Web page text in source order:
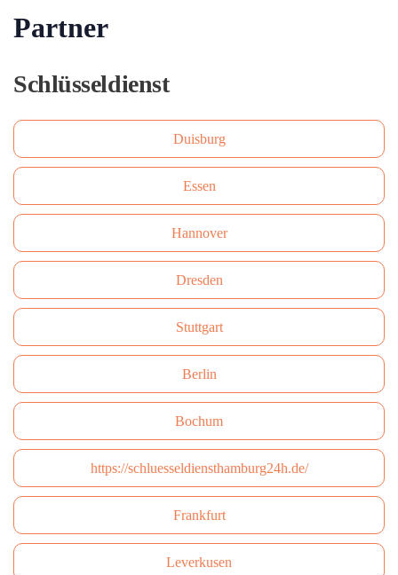
Partner
Schlüsseldienst
Duisburg
Essen
Hannover
Dresden
Stuttgart
Berlin
Bochum
https://schluesseldiensthamburg24h.de/
Frankfurt
Leverkusen